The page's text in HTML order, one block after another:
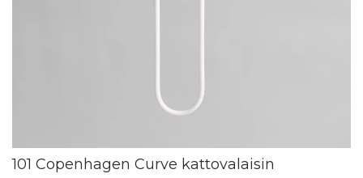
101 Copenhagen Curve kattovalaisin